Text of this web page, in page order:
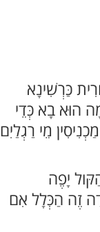
כַּרְשִׁינָא
הוּא בָא כְּדֵי
מֵי רַגְלַיִם
יָפֶה
זֶה הַכְּלָל אִם